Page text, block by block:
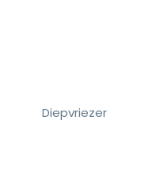
Diepvriezer